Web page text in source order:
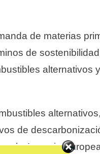
de materias
de
alternativos
de
la Agencia